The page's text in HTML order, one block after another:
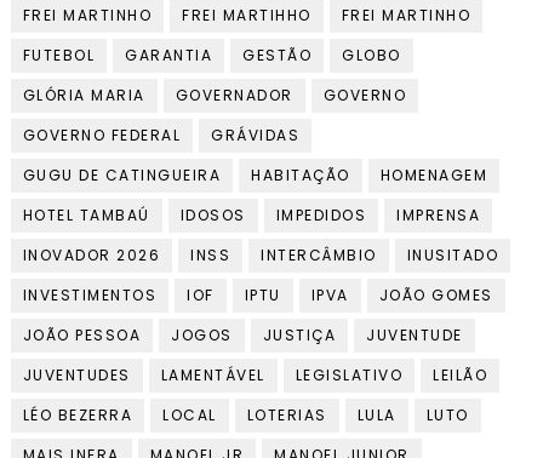
FREI MARTINHO
FREI MARTIHHO
FREI MARTINHO
FUTEBOL
GARANTIA GESTÃO
GLOBO
GLÓRIA MARIA
GOVERNADOR
GOVERNO
GOVERNO FEDERAL
GRÁVIDAS
GUGU DE CATINGUEIRA
HABITAÇÃO
HOMENAGEM
HOTEL TAMBAÚ
IDOSOS IMPEDIDOS
IMPRENSA
INOVADOR 2026
INSS INTERCÂMBIO
INUSITADO
INVESTIMENTOS
IOF IPTU IPVA
JOÃO GOMES
JOÃO PESSOA
JOGOS JUSTIÇA
JUVENTUDE
JUVENTUDES
LAMENTÁVEL LEGISLATIVO
LEILÃO
LÉO BEZERRA
LOCAL LOTERIAS LULA
LUTO